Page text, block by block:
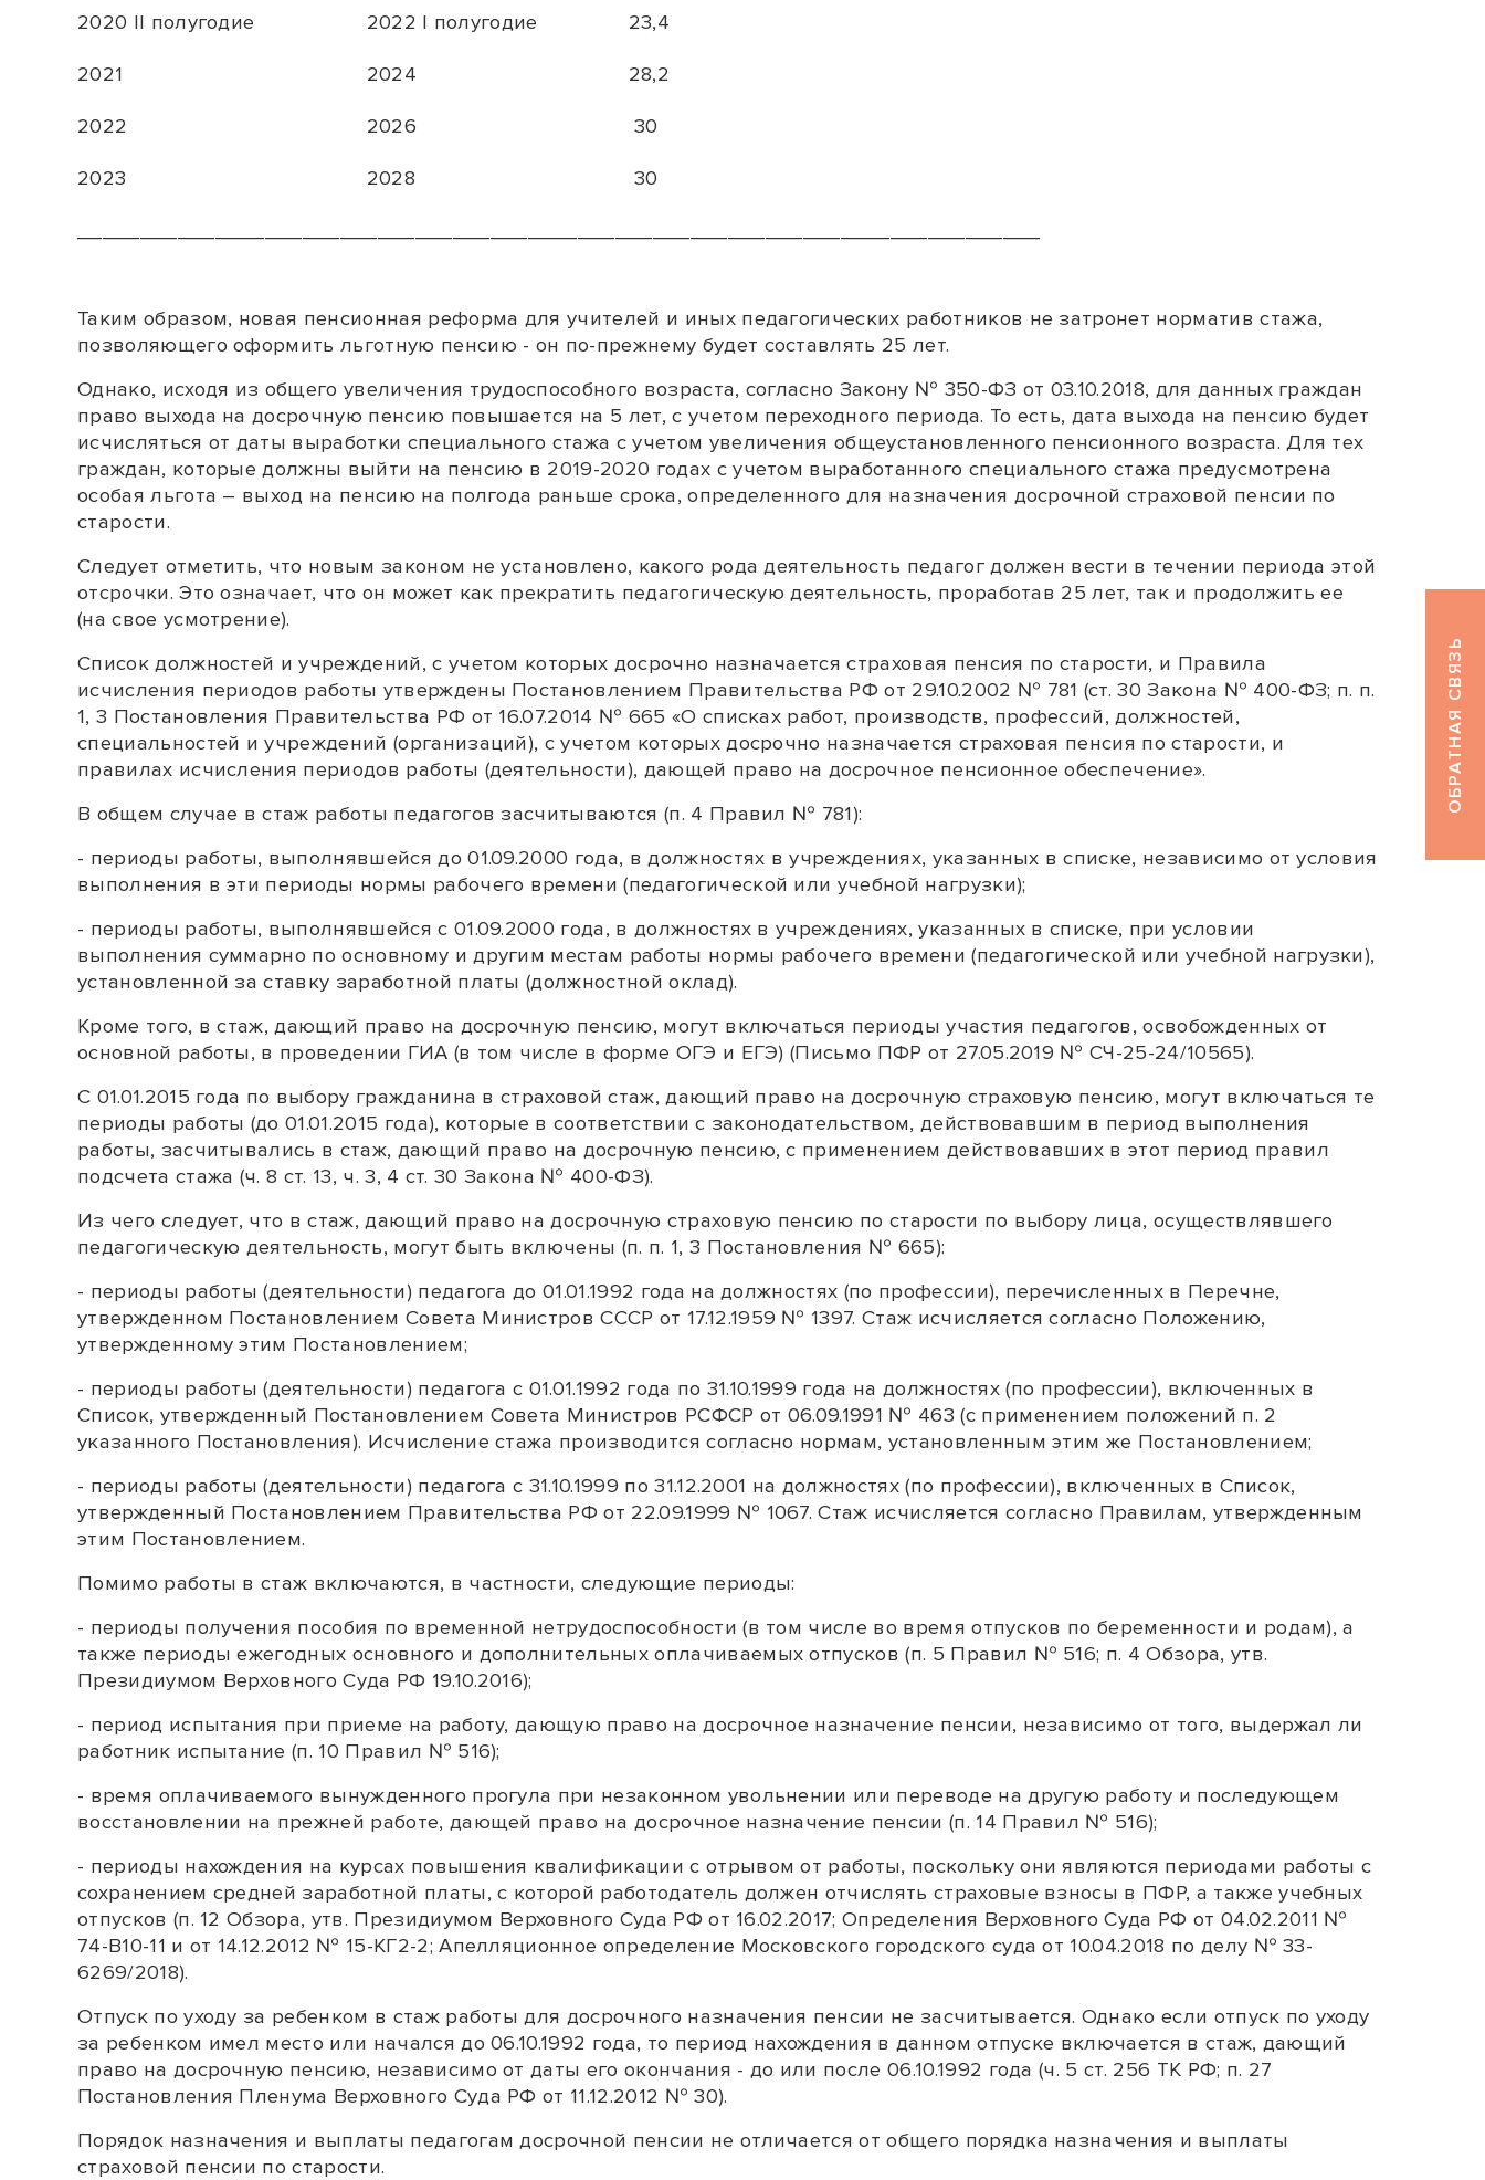
2020 II полугодие 2022 I полугодие 23,4
2021 2024 28,2
2022 2026 30
2023 2028 30
Таким образом, новая пенсионная реформа для учителей и иных педагогических работников не затронет норматив стажа,
позволяющего оформить льготную пенсию - он по-прежнему будет составлять 25 лет.
Однако, исходя из общего увеличения трудоспособного возраста, согласно Закону № 350-ФЗ от 03.10.2018, для данных граждан
право выхода на досрочную пенсию повышается на 5 лет, с учетом переходного периода. То есть, дата выхода на пенсию будет
исчисляться от даты выработки специального стажа с учетом увеличения общеустановленного пенсионного возраста. Для тех
граждан, которые должны выйти на пенсию в 2019-2020 годах с учетом выработанного специального стажа предусмотрена
особая льгота – выход на пенсию на полгода раньше срока, определенного для назначения досрочной страховой пенсии по
старости.
Следует отметить, что новым законом не установлено, какого рода деятельность педагог должен вести в течении периода этой
отсрочки. Это означает, что он может как прекратить педагогическую деятельность, проработав 25 лет, так и продолжить ее
(на свое усмотрение).
Списокдолжностей и учреждений, с учетом которых досрочно назначается страховая пенсия по старости, и Правила
исчисления периодов работы утверждены Постановлением Правительства РФ от 29.10.2002 № 781 (ст. 30 Закона № 400-ФЗ; п. п.
1, 3 Постановления Правительства РФ от 16.07.2014 № 665 «О списках работ, производств, профессий, должностей,
специальностей и учреждений (организаций), с учетом которых досрочно назначается страховая пенсия по старости, и
правилах исчисления периодов работы (деятельности), дающей право на досрочное пенсионное обеспечение».
В общем случае в стаж работы педагогов засчитываются (п. 4 Правил № 781):
- периоды работы, выполнявшейся до 01.09.2000 года, в должностях в учреждениях, указанных в списке, независимо от условия
выполнения в эти периоды нормы рабочего времени (педагогической или учебной нагрузки);
- периоды работы, выполнявшейся с 01.09.2000 года, в должностях в учреждениях, указанных в списке, при условии
выполнения суммарно по основному и другим местам работы нормы рабочего времени (педагогической или учебной нагрузки),
установленной за ставку заработной платы (должностной оклад).
Кроме того, в стаж, дающий право на досрочную пенсию, могут включаться периоды участия педагогов, освобожденных от
основной работы, в проведении ГИА (в том числе в форме ОГЭ и ЕГЭ) (Письмо ПФР от 27.05.2019 № СЧ-25-24/10565).
С 01.01.2015 года по выбору гражданина в страховой стаж, дающий право на досрочную страховую пенсию, могут включаться те
периоды работы (до 01.01.2015 года), которые в соответствии с законодательством, действовавшим в период выполнения
работы, засчитывались в стаж, дающий право на досрочную пенсию, с применением действовавших в этот период правил
подсчета стажа (ч. 8 ст. 13, ч. 3, 4 ст. 30 Закона № 400-ФЗ).
Из чего следует, что в стаж, дающий право на досрочную страховую пенсию по старости по выбору лица, осуществлявшего
педагогическую деятельность, могут быть включены (п. п. 1, 3 Постановления № 665):
- периоды работы (деятельности) педагога до 01.01.1992 года на должностях (по профессии), перечисленных в Перечне,
утвержденном Постановлением Совета Министров СССР от 17.12.1959 № 1397. Стаж исчисляется согласно Положению,
утвержденному этим Постановлением;
- периоды работы (деятельности) педагога с 01.01.1992 года по 31.10.1999 года на должностях (по профессии), включенных в
Список, утвержденный Постановлением Совета Министров РСФСР от 06.09.1991 № 463 (с применением положений п. 2
указанного Постановления). Исчисление стажа производится согласно нормам, установленным этим же Постановлением;
- периоды работы (деятельности) педагога с 31.10.1999 по 31.12.2001 на должностях (по профессии), включенных в Список,
утвержденный Постановлением Правительства РФ от 22.09.1999 № 1067. Стаж исчисляется согласно Правилам, утвержденным
этим Постановлением.
Помимо работы в стаж включаются, в частности, следующие периоды:
- периоды получения пособия по временной нетрудоспособности (в том числе во время отпусков по беременности и родам), а
также периоды ежегодных основного и дополнительных оплачиваемых отпусков (п. 5 Правил № 516; п. 4 Обзора, утв.
Президиумом Верховного Суда РФ 19.10.2016);
- период испытания при приеме на работу, дающую право на досрочное назначение пенсии, независимо от того, выдержал ли
работник испытание (п. 10 Правил № 516);
- время оплачиваемого вынужденного прогула при незаконном увольнении или переводе на другую работу и последующем
восстановлении на прежней работе, дающей право на досрочное назначение пенсии (п. 14 Правил № 516);
- периоды нахождения на курсах повышения квалификации с отрывом от работы, поскольку они являются периодами работы с
сохранением средней заработной платы, с которой работодатель должен отчислять страховые взносы в ПФР, а также учебных
отпусков (п. 12 Обзора, утв. Президиумом Верховного Суда РФ от 16.02.2017; Определения Верховного Суда РФ от 04.02.2011 №
74-В10-11 и от 14.12.2012 № 15-КГ2-2; Апелляционное определение Московского городского суда от 10.04.2018 по делу № 33-
6269/2018).
Отпуск по уходу за ребенком в стаж работы для досрочного назначения пенсии не засчитывается. Однако если отпуск по уходу
за ребенком имел место или начался до 06.10.1992 года, то период нахождения в данном отпуске включается в стаж, дающий
право на досрочную пенсию, независимо от даты его окончания - до или после 06.10.1992 года (ч. 5 ст. 256 ТК РФ; п. 27
Постановления Пленума Верховного Суда РФ от 11.12.2012 № 30).
Порядок назначения и выплаты педагогам досрочной пенсии не отличается от общего порядка назначения и выплаты
страховой пенсии по старости.
ОБРАТНАЯ СВЯЗЬ